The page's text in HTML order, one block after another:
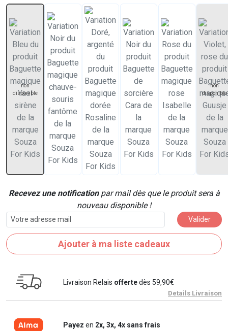
non
disponible
non
disponible
Recevez une notificationpar mail dès que le produit sera à
nouveau disponible !
Valider
Ajouter à ma liste cadeaux
Livraison Relais offertedès 59,90€
Details Livraison
Payez en 2x, 3x, 4x sans frais